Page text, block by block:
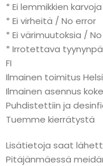
* Ei lemmikkien
* Ei virheitä / No error
* Ei värimuutoksia /
* Irrotettava
FI
Ilmainen toimitus
Ilmainen asennus
Puhdistettiin ja
Tuemme kierrätystä
Lisätietoja saat
Pitäjänmäessä